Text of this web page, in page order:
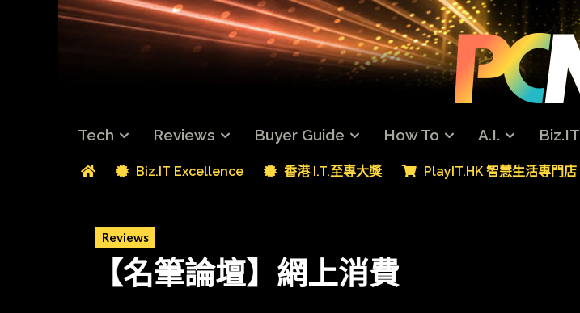
Tech Reviews Buyer Guide How To A.I. Biz.IT
Biz.IT Excellence 香港 I.T.至專大獎 PlayIT.HK 智慧生活專門店
Reviews
【名筆論壇】網上消費